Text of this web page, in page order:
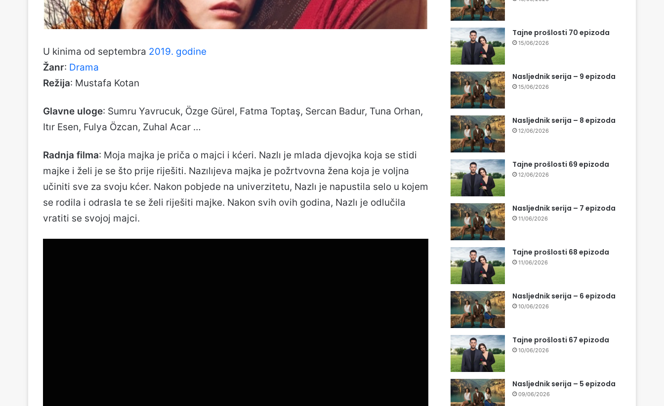
U kinima od septembra 2019. godine
Žanr: Drama
Režija: Mustafa Kotan
Glavne uloge: Sumru Yavrucuk, Özge Gürel, Fatma Toptaş, Sercan Badur, Tuna Orhan,
Itır Esen, Fulya Özcan, Zuhal Acar …
Radnja filma: Moja majka je priča o majci i kćeri. Nazlı je mlada djevojka koja se stidi
majke i želi je se što prije riješiti. Nazılıjeva majka je požrtvovna žena koja je voljna
učiniti sve za svoju kćer. Nakon pobjede na univerzitetu, Nazlı je napustila selo u kojem
se rodila i odrasla te se želi riješiti majke. Nakon svih ovih godina, Nazlı je odlučila
vratiti se svojoj majci.
Tajne prošlosti 70 epizoda
15/06/2026
Nasljednik serija – 9 epizoda
15/06/2026
Nasljednik serija – 8 epizoda
12/06/2026
Tajne prošlosti 69 epizoda
12/06/2026
Nasljednik serija – 7 epizoda
11/06/2026
Tajne prošlosti 68 epizoda
11/06/2026
Nasljednik serija – 6 epizoda
10/06/2026
Tajne prošlosti 67 epizoda
10/06/2026
Nasljednik serija – 5 epizoda
09/06/2026